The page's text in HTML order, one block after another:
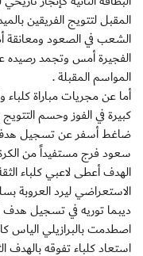
المقبل لتتويج الفريقين
الشعب في الصعود ومعانقة
المواسم المقبلة .
أما عن مجريات مباراة كلباء
كبيرة في الفوز وحسم
ضاغط أسفر عن تسجيل هدف
سعود فرج مستفيداً من
الهدف أعطى لاعبي كلباء
الاستعراضي ليرد العروبة
اصطدمت بالبرازيلي الياس